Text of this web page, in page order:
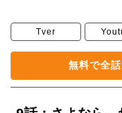
Tver
無料で全